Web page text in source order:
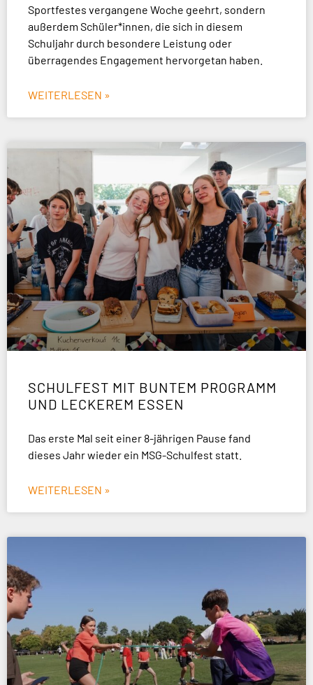
Sportfestes vergangene Woche geehrt, sondern
außerdem Schüler*innen, die sich in diesem
Schuljahr durch besondere Leistung oder
überragendes Engagement hervorgetan haben.
WEITERLESEN »
SCHULFEST MIT BUNTEM PROGRAMM
UND LECKEREM ESSEN
Das erste Mal seit einer 8-jährigen Pause fand
dieses Jahr wieder ein MSG-Schulfest statt.
WEITERLESEN »